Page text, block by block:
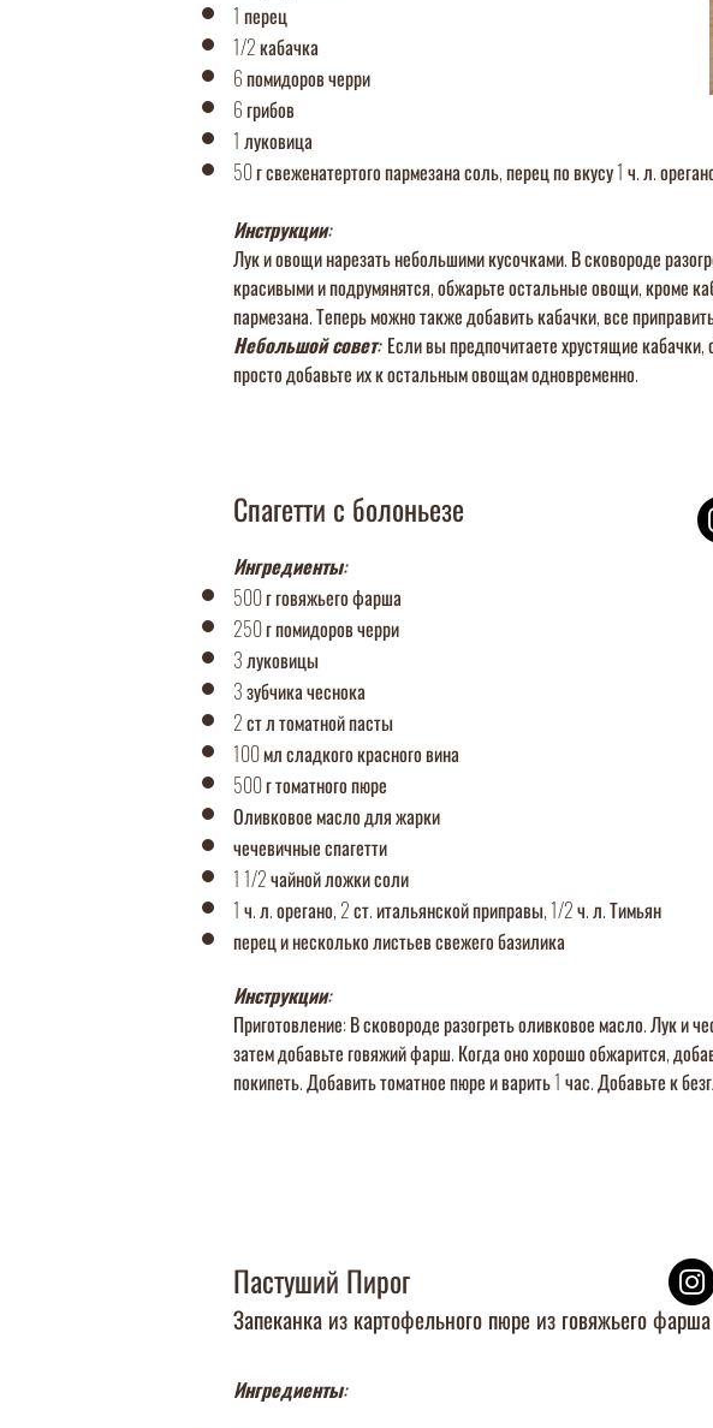
1 перец
1/2 кабачка
6 помидоров черри
6 грибов
1 луковица
50 г свеженатертого пармезана соль, перец по вкусу 1 ч. л.
Инструкции:
Лук и овощи нарезать небольшими кусочками. В сковороде
красивыми и подрумянятся, обжарьте остальные овощи, кроме
пармезана. Теперь можно также добавить кабачки, все
Небольшой совет:Если вы предпочитаете хрустящие кабачки,
просто добавьте их к остальным овощам одновременно.
Спагетти с болоньезе
Ингредиенты:
500 г говяжьего фарша
250 г помидоров черри
3 луковицы
3 зубчика чеснока
2 ст л томатной пасты
100 мл сладкого красного вина
500 г томатного пюре
Оливковое масло для жарки
чечевичные спагетти
1 1/2 чайной ложки соли
1 ч. л. орегано, 2 ст. итальянской приправы, 1/2 ч. л. Тимьян
перец и несколько листьев свежего базилика
Инструкции:
Приготовление: В сковороде разогреть оливковое масло. Лук и
затем добавьте говяжий фарш. Когда оно хорошо обжарится,
покипеть. Добавить томатное пюре и варить 1 час. Добавьте к
Пастуший Пирог
Запеканка из картофельного пюре из говяжьего фарша
Ингредиенты: